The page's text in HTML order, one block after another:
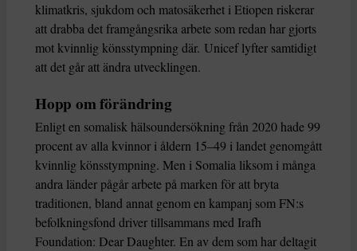
klimatkris, sjukdom och matosäkerhet i Etiopen riskerar
att drabba det framgångsrika arbete som redan har gjorts
mot kvinnlig könsstympning där. Unicef lyfter samtidigt
att det går att ändra utvecklingen.
Hopp om förändring
Enligt en somalisk hälsoundersökning från 2020 hade 99
procent av alla kvinnor i åldern 15–49 i landet genomgått
kvinnlig könsstympning. Men i Somalia liksom i många
andra länder pågår arbete på marken för att bryta
traditionen, bland annat genom en kampanj som FN:s
befolkningsfond driver tillsammans med Irafh
Foundation: Dear Daughter. En av dem som har deltagit